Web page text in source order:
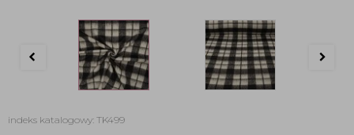
indeks katalogowy: TK499